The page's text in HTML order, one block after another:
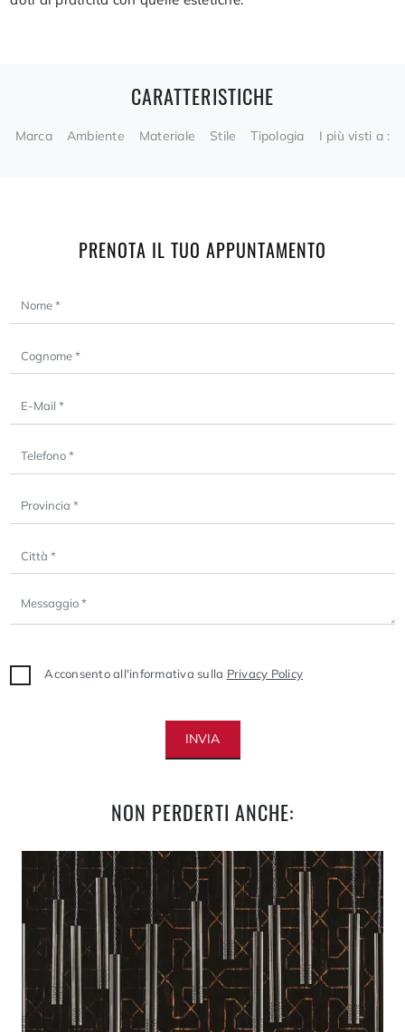
CARATTERISTICHE
Marca Ambiente Materiale Stile Tipologia I più visti a :
PRENOTA IL TUO APPUNTAMENTO
Acconsento all'informativa sulla Privacy Policy
INVIA
NON PERDERTI ANCHE: